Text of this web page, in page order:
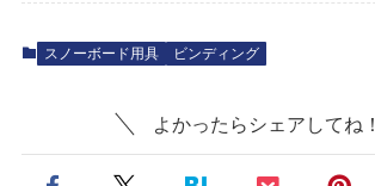
スノーボード用具 ビンディング
よかったらシェアしてね！